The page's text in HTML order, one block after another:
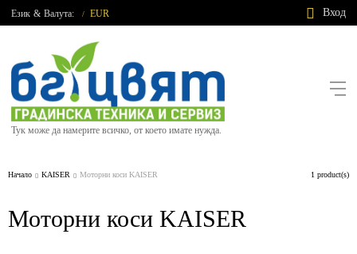
Език & Валута: / EUR Вход
Тук може да намерите всичко, от което имате нужда.
Начало KAISER Моторни коси KAISER 1 product(s)
Моторни коси KAISER